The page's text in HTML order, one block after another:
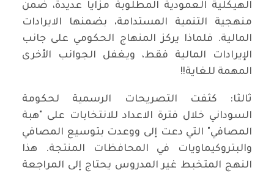
الهيكلية العمودية المطلوبة مزايا عديدة، ضمن
منهجية التنمية المستدامة، بضمنها الايرادات
المالية. فلماذا يركز المنهاج الحكومي على جانب
الإيرادات المالية فقط، ويغفل الجوانب الأخرى
المهمة للغاية!!
ثالثا: كثفت التصريحات الرسمية لحكومة
السوداني خلال فترة الاعداد للانتخابات على "هبة
المصافي" التي دعت إلى ووعدت بتوسيع المصافي
والبتروكيماويات في المحافظات المنتجة. هذا
النهج المتخبط غير المدروس يحتاج إلى المراجعة